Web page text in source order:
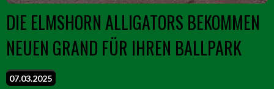
DIE ELMSHORN ALLIGATORS BEKOMMEN
NEUEN GRAND FÜR IHREN BALLPARK
07.03.2025